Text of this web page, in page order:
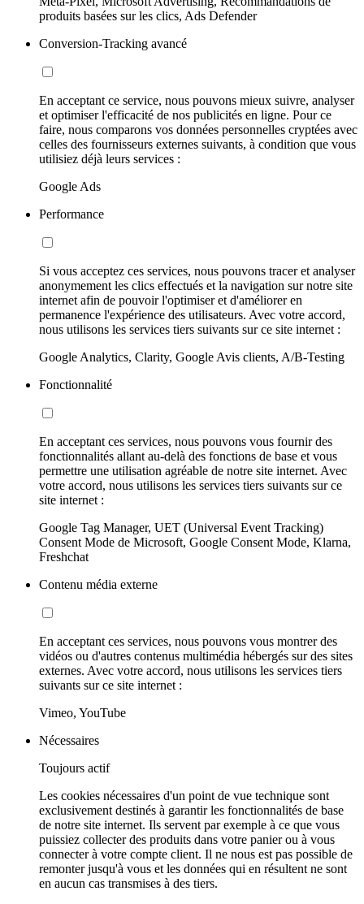
produits basées sur les clics, Ads Defender
Conversion-Tracking avancé
En acceptant ce service, nous pouvons mieux suivre, analyser
et optimiser l'efficacité de nos publicités en ligne. Pour ce
faire, nous comparons vos données personnelles cryptées avec
celles des fournisseurs externes suivants, à condition que vous
utilisiez déjà leurs services :
Google Ads
Performance
Si vous acceptez ces services, nous pouvons tracer et analyser
anonymement les clics effectués et la navigation sur notre site
internet afin de pouvoir l'optimiser et d'améliorer en
permanence l'expérience des utilisateurs. Avec votre accord,
nous utilisons les services tiers suivants sur ce site internet :
Google Analytics, Clarity, Google Avis clients, A/B-Testing
Fonctionnalité
En acceptant ces services, nous pouvons vous fournir des
fonctionnalités allant au-delà des fonctions de base et vous
permettre une utilisation agréable de notre site internet. Avec
votre accord, nous utilisons les services tiers suivants sur ce
site internet :
Google Tag Manager, UET (Universal Event Tracking)
Consent Mode de Microsoft, Google Consent Mode, Klarna,
Freshchat
Contenu média externe
En acceptant ces services, nous pouvons vous montrer des
vidéos ou d'autres contenus multimédia hébergés sur des sites
externes. Avec votre accord, nous utilisons les services tiers
suivants sur ce site internet :
Vimeo, YouTube
Nécessaires
Toujours actif
Les cookies nécessaires d'un point de vue technique sont
exclusivement destinés à garantir les fonctionnalités de base
de notre site internet. Ils servent par exemple à ce que vous
puissiez collecter des produits dans votre panier ou à vous
connecter à votre compte client. Il ne nous est pas possible de
remonter jusqu'à vous et les données qui en résultent ne sont
en aucun cas transmises à des tiers.